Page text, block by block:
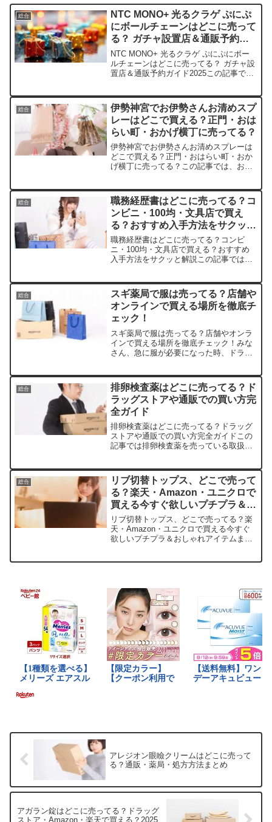
総合
NTC MONO+ 光るクラゲ ぷにぷ
にボールチェーンはどこに売って
る？ ガチャ設置店＆通販予約ガ
イド2025
NTC MONO+ 光るクラゲ ぷにぷにボー
ルチェーンはどこに売ってる？ ガチャ設
置店＆通販予約ガイド2025この記事で
平均的な値段、安く買える場所などを手
短に...
総合
伊勢神宮でお伊勢さんお清めスプ
レーはどこで買える？正門・おは
らい町・おかげ横丁に売ってる？
伊勢神宮でお伊勢さんお清めスプレーは
どこで買える？正門・おはらい町・おか
げ横丁に売ってる？この記事では、お伊
どを手短に紹介します。伊勢参り気分を
家でも味わいましょう！店...
総合
職務経歴書はどこに売ってる？コ
ンビニ・100均・文具店で買え
る？おすすめ入手方法をサクッと
解説
職務経歴書はどこに売ってる？コンビ
ニ・100均・文具店で買える？おすすめ
入手方法をサクッと解説この記事では職
介します。就活や転職で急ぎのあなたに
ぴったりです。店舗平均価...
総合
スギ薬局で服は売ってる？店舗や
オンラインで買える場所を徹底チ
ェック！
スギ薬局で服は売ってる？店舗やオンラ
インで買える場所を徹底チェック！みな
さん、急に服が必要になった時、ドラッ
扱店や平均価格、安く買えるスポットを
サクッと紹介します。意外...
総合
排卵検査薬はどこに売ってる？ド
ラッグストアや通販での買い方完
全ガイド
排卵検査薬はどこに売ってる？ドラッグ
ストアや通販での買い方完全ガイドこの
記事では排卵検査薬を売っている取扱店
込）特徴楽天市場約1,200～2,500円ポイ
ント還元あり、...
総合
リブ切替トップス、どこで売って
る？楽天・Amazon・ユニクロで
買える今すぐ欲しいプチプラ＆お
しゃれアイテムまとめ
リブ切替トップス、どこで売ってる？楽
天・Amazon・ユニクロで買える今すぐ
欲しいプチプラ＆おしゃれアイテムまと
アレジオン眼瞼クリームはどこに売って
る？通販・薬局・処方方法まとめ
アガラン錠はどこに売ってる？ドラッグ
ストア・Amazon・楽天で買える？2025